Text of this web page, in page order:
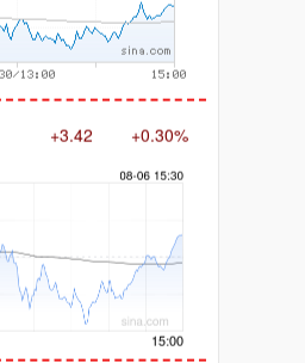
-0.55%